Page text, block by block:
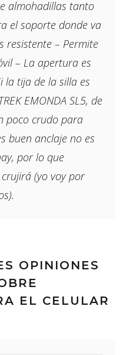
almohadillas tanto
el soporte donde va
resistente – Permite
– La apertura es
la tija de la silla es
EMONDA SL5, de
poco crudo para
buen anclaje no es
por lo que
(yo voy por
OPINIONES
EL CELULAR